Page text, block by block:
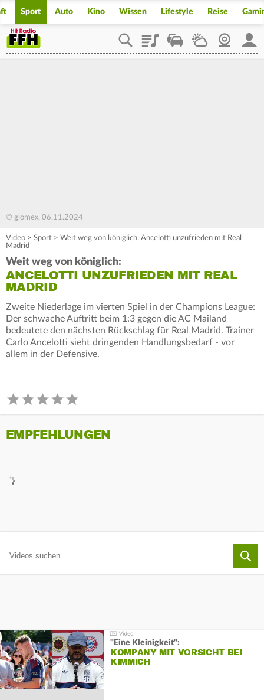
Sport Auto Kino Wissen Lifestyle Reise
PlaylistStaupilotWetterWebcam
© glomex, 06.11.2024
Video > Sport > Weit weg von königlich: Ancelotti unzufrieden mit Real
Madrid
Weit weg von königlich:
ANCELOTTI UNZUFRIEDEN MIT REAL
MADRID
Zweite Niederlage im vierten Spiel in der Champions League:
Der schwache Auftritt beim 1:3 gegen die AC Mailand
bedeutete den nächsten Rückschlag für Real Madrid. Trainer
Carlo Ancelotti sieht dringenden Handlungsbedarf - vor
allem in der Defensive.
EMPFEHLUNGEN
"Eine Kleinigkeit":
KOMPANY MIT VORSICHT BEI
KIMMICH